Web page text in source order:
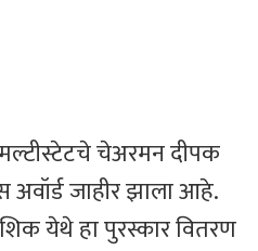
मल्टीस्टेटचे चेअरमन दीपक
अवॉर्ड जाहीर झाला आहे.
येथे हा पुरस्कार वितरण